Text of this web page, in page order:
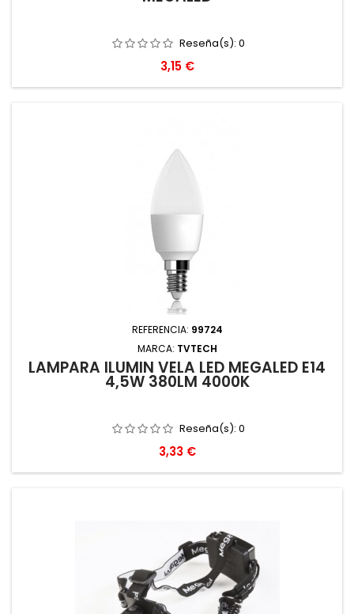
Reseña(s): 0
Precio
3,15 €
REFERENCIA: 99724
MARCA: TVTECH
LAMPARA ILUMIN VELA LED MEGALED E14
4,5W 380LM 4000K
Reseña(s): 0
Precio
3,33 €